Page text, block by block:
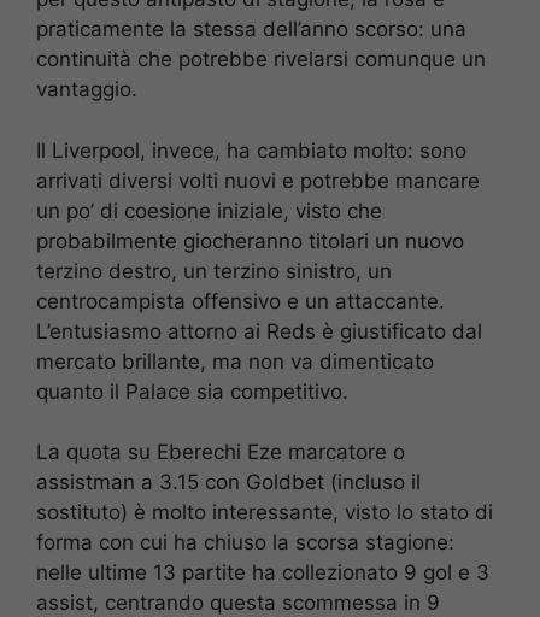
praticamente la stessa dell’anno scorso: una
continuità che potrebbe rivelarsi comunque un
vantaggio.
Il Liverpool, invece, ha cambiato molto: sono
arrivati diversi volti nuovi e potrebbe mancare
un po’ di coesione iniziale, visto che
probabilmente giocheranno titolari un nuovo
terzino destro, un terzino sinistro, un
centrocampista offensivo e un attaccante.
L’entusiasmo attorno ai Reds è giustificato dal
mercato brillante, ma non va dimenticato
quanto il Palace sia competitivo.
La quota su Eberechi Eze marcatore o
assistman a 3.15 con Goldbet (incluso il
sostituto) è molto interessante, visto lo stato di
forma con cui ha chiuso la scorsa stagione:
nelle ultime 13 partite ha collezionato 9 gol e 3
assist, centrando questa scommessa in 9